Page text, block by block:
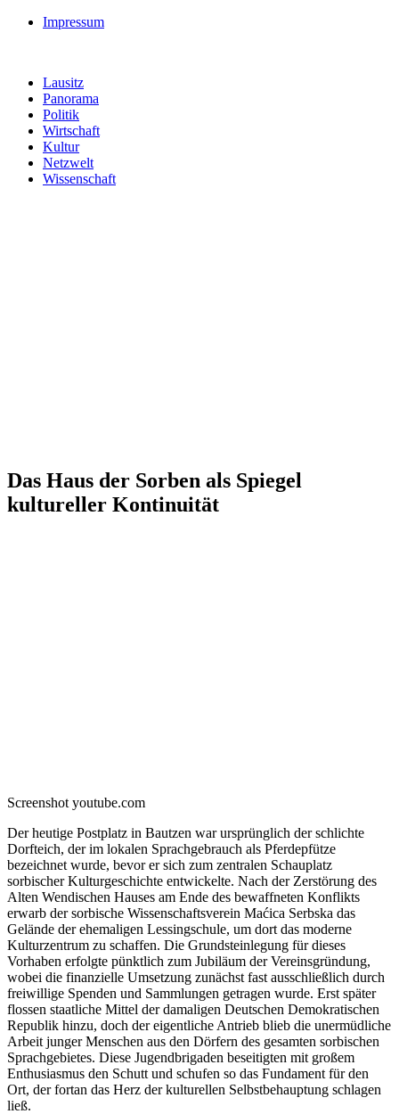
Impressum
Lausitz
Panorama
Politik
Wirtschaft
Kultur
Netzwelt
Wissenschaft
Das Haus der Sorben als Spiegel
kultureller Kontinuität
Screenshot youtube.com
Der heutige Postplatz in Bautzen war ursprünglich der schlichte
Dorfteich, der im lokalen Sprachgebrauch als Pferdepfütze
bezeichnet wurde, bevor er sich zum zentralen Schauplatz
sorbischer Kulturgeschichte entwickelte. Nach der Zerstörung des
Alten Wendischen Hauses am Ende des bewaffneten Konflikts
erwarb der sorbische Wissenschaftsverein Maćica Serbska das
Gelände der ehemaligen Lessingschule, um dort das moderne
Kulturzentrum zu schaffen. Die Grundsteinlegung für dieses
Vorhaben erfolgte pünktlich zum Jubiläum der Vereinsgründung,
wobei die finanzielle Umsetzung zunächst fast ausschließlich durch
freiwillige Spenden und Sammlungen getragen wurde. Erst später
flossen staatliche Mittel der damaligen Deutschen Demokratischen
Republik hinzu, doch der eigentliche Antrieb blieb die unermüdliche
Arbeit junger Menschen aus den Dörfern des gesamten sorbischen
Sprachgebietes. Diese Jugendbrigaden beseitigten mit großem
Enthusiasmus den Schutt und schufen so das Fundament für den
Ort, der fortan das Herz der kulturellen Selbstbehauptung schlagen
ließ.